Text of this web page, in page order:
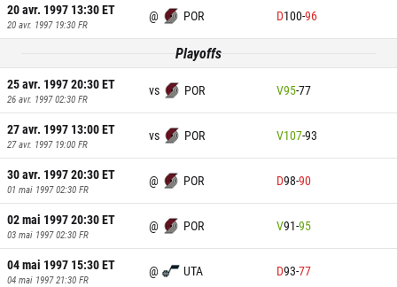
20 avr. 1997 13:30ET
20 avr. 1997 19:30 FR
@ POR D100-96
Playoffs
25 avr. 1997 20:30ET
26 avr. 1997 02:30 FR
vs POR V95-77
27 avr. 1997 13:00ET
27 avr. 1997 19:00 FR
vs POR V107-93
30 avr. 1997 20:30ET
01 mai 1997 02:30 FR
@ POR D98-90
02 mai 1997 20:30ET
03 mai 1997 02:30 FR
@ POR V91-95
04 mai 1997 15:30ET
04 mai 1997 21:30 FR
@ UTA D93-77